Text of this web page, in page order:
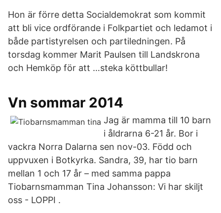
Hon är förre detta Socialdemokrat som kommit
att bli vice ordförande i Folkpartiet och ledamot i
både partistyrelsen och partiledningen. På
torsdag kommer Marit Paulsen till Landskrona
och Hemköp för att …steka köttbullar!
Vn sommar 2014
Jag är mamma till 10 barn
i åldrarna 6-21 år. Bor i
vackra Norra Dalarna sen nov-03. Född och
uppvuxen i Botkyrka. Sandra, 39, har tio barn
mellan 1 och 17 år – med samma pappa
Tiobarnsmamman Tina Johansson: Vi har skiljt
oss - LOPPI .